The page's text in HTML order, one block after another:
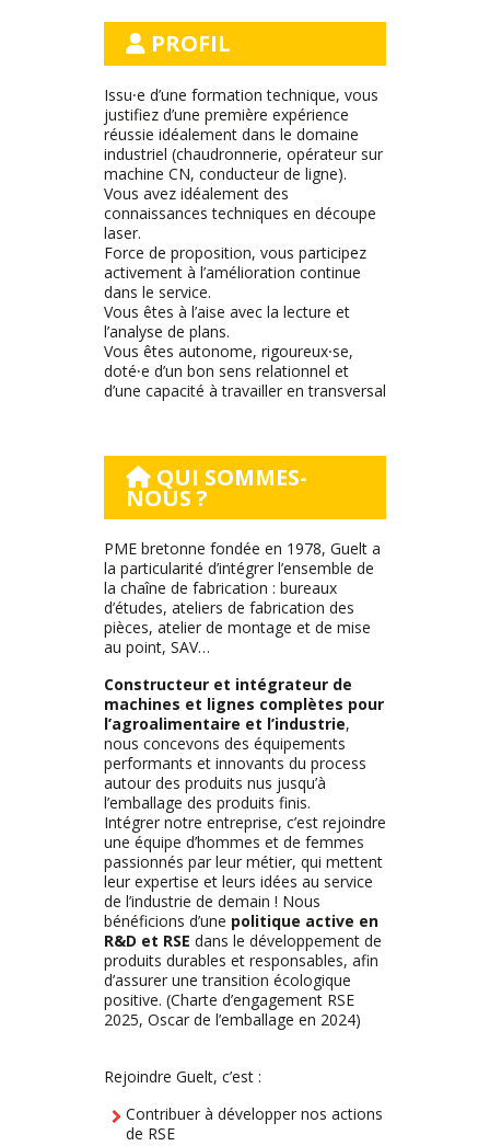
PROFIL
Issu⸱e d’une formation technique, vous
justifiez d’une première expérience
réussie idéalement dans le domaine
industriel (chaudronnerie, opérateur sur
machine CN, conducteur de ligne).
Vous avez idéalement des
connaissances techniques en découpe
laser.
Force de proposition, vous participez
activement à l’amélioration continue
dans le service.
Vous êtes à l’aise avec la lecture et
l’analyse de plans.
Vous êtes autonome, rigoureux⸱se,
doté⸱e d’un bon sens relationnel et
d’une capacité à travailler en transversal
QUI SOMMES-
NOUS ?
PME bretonne fondée en 1978, Guelt a
la particularité d’intégrer l’ensemble de
la chaîne de fabrication : bureaux
d’études, ateliers de fabrication des
pièces, atelier de montage et de mise
au point, SAV…
Constructeur et intégrateur de
machines et lignes complètes pour
l’agroalimentaire et l’industrie,
nous concevons des équipements
performants et innovants du process
autour des produits nus jusqu’à
l’emballage des produits finis.
Intégrer notre entreprise, c’est rejoindre
une équipe d’hommes et de femmes
passionnés par leur métier, qui mettent
leur expertise et leurs idées au service
de l’industrie de demain ! Nous
bénéficions d’une politique active en
R&D et RSE dans le développement de
produits durables et responsables, afin
d’assurer une transition écologique
positive. (Charte d’engagement RSE
2025, Oscar de l’emballage en 2024)
Rejoindre Guelt, c’est :
Contribuer à développer nos actions
de RSE